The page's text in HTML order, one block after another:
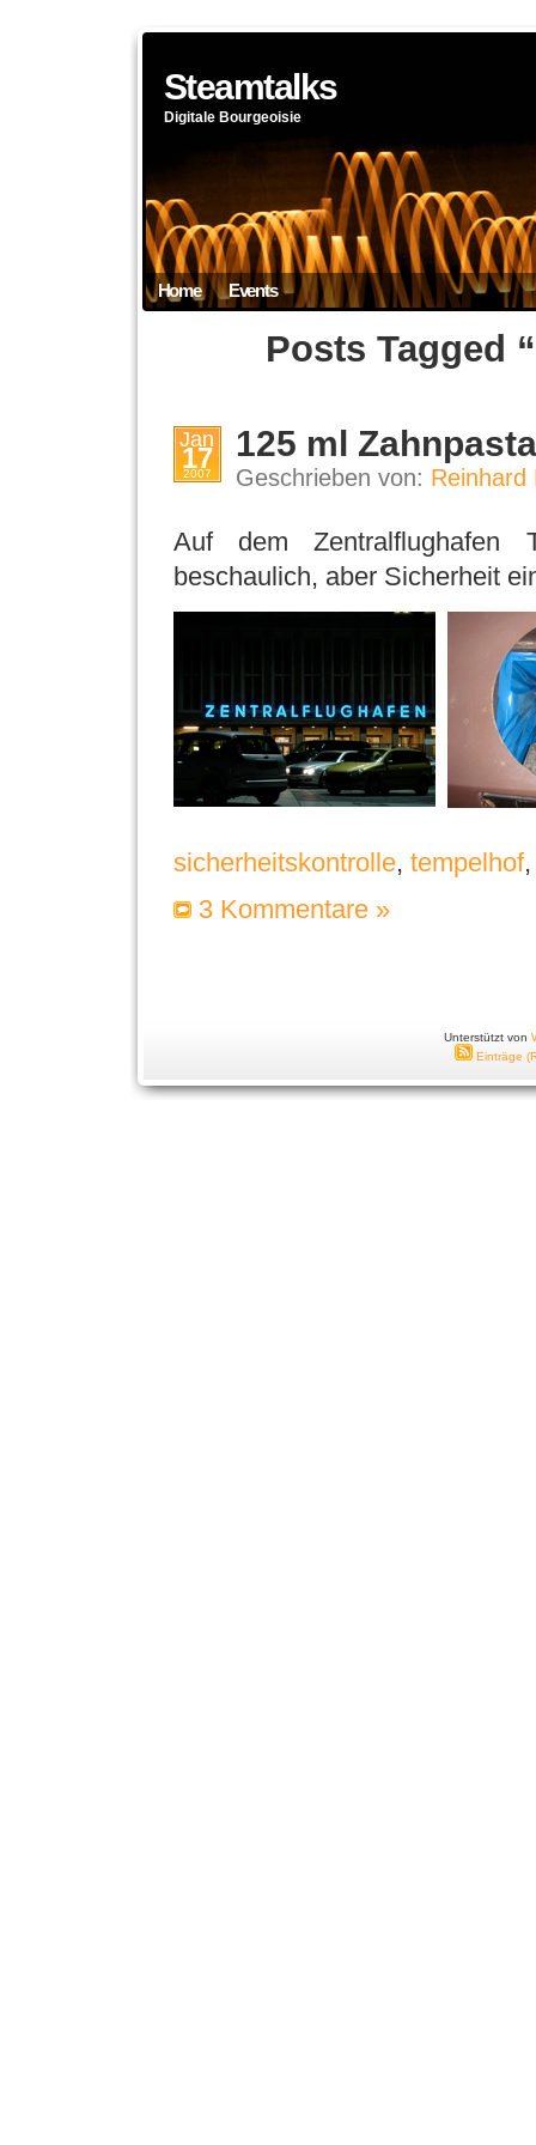
Steamtalks
Digitale Bourgeoisie
Home Events
Posts Tagged
Jan
17
2007
125 ml
Geschrieben von: Reinhard
Auf dem Zentralflughafen
beschaulich, aber Sicherheit
sicherheitskontrolle, tempelhof
3 Kommentare »
Unterstützt von
Einträge